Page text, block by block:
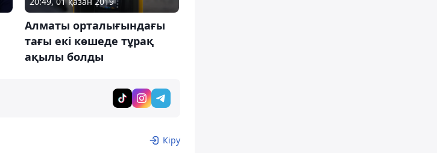
Алматы орталығындағы
тағы екі көшеде тұрақ
ақылы болды
Кіру